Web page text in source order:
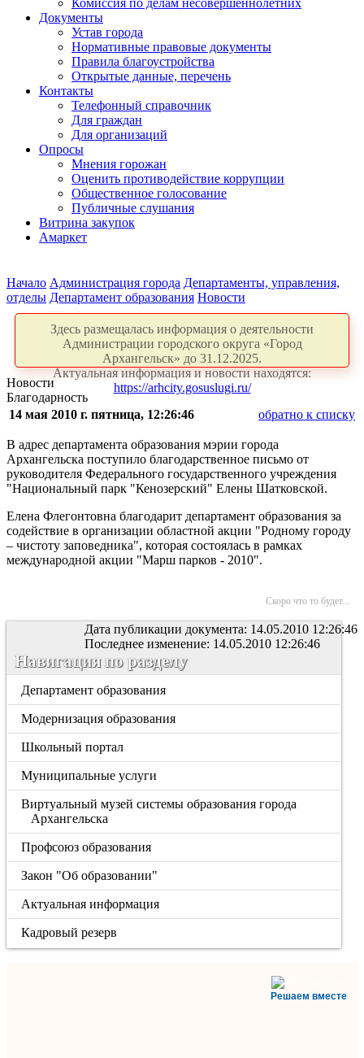
Комиссия по делам несовершеннолетних
Документы
Устав города
Нормативные правовые документы
Правила благоустройства
Открытые данные, перечень
Контакты
Телефонный справочник
Для граждан
Для организаций
Опросы
Мнения горожан
Оценить противодействие коррупции
Общественное голосование
Публичные слушания
Витрина закупок
Амаркет
Начало Администрация города Департаменты, управления,
отделы Департамент образования Новости
Здесь размещалась информация о деятельности
Администрации городского округа «Город
Архангельск» до 31.12.2025.
Актуальная информация и новости находятся:
https://arhcity.gosuslugi.ru/
Новости
Благодарность
14 мая 2010 г. пятница, 12:26:46
обратно к списку
В адрес департамента образования мэрии города
Архангельска поступило благодарственное письмо от
руководителя Федерального государственного учреждения
"Национальный парк "Кенозерский" Елены Шатковской.
Елена Флегонтовна благодарит департамент образования за
содействие в организации областной акции "Родному городу
– чистоту заповедника", которая состоялась в рамках
международной акции "Марш парков - 2010".
Скоро что то будет...
Дата публикации документа: 14.05.2010 12:26:46
Последнее изменение: 14.05.2010 12:26:46
Навигация по разделу
Департамент образования
Модернизация образования
Школьный портал
Муниципальные услуги
Виртуальный музей системы образования города
Архангельска
Профсоюз образования
Закон "Об образовании"
Актуальная информация
Кадровый резерв
Решаем вместе